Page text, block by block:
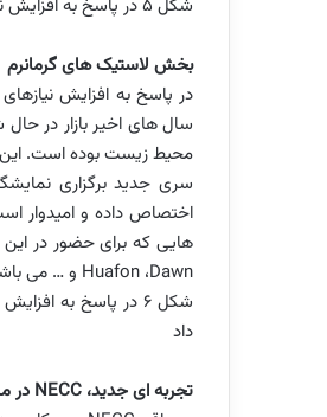
شکل 5 در پاسخ به افزایش نیازهای بازار،
بخش لاستیک های گرمانرم
در پاسخ به افزایش نیازهای
سال های اخیر بازار در
محیط زیست بوده است. این
سری جدید برگزاری
هایی که برای حضور در
Dawn، Huafon و … می
شکل 6 در پاسخ به افزایش نیازهای بازار،
داد
تجربه ای جدید، NECC در